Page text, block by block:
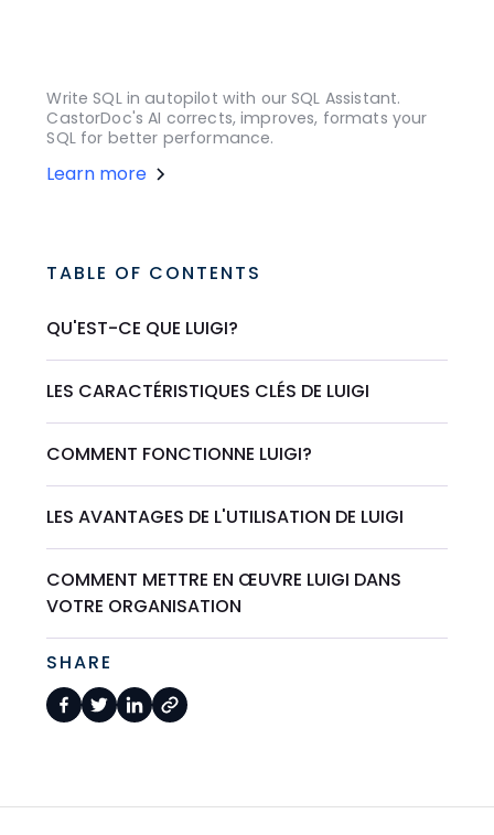
Write SQL in autopilot with our SQL Assistant.
CastorDoc's AI corrects, improves, formats your
SQL for better performance.
Learn more
TABLE OF CONTENTS
QU'EST-CE QUE LUIGI?
LES CARACTÉRISTIQUES CLÉS DE LUIGI
COMMENT FONCTIONNE LUIGI?
LES AVANTAGES DE L'UTILISATION DE LUIGI
COMMENT METTRE EN ŒUVRE LUIGI DANS
VOTRE ORGANISATION
SHARE